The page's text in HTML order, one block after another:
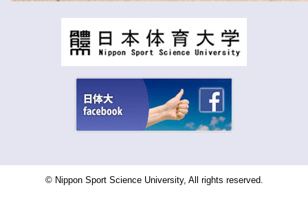
© Nippon Sport Science University, All rights reserved.